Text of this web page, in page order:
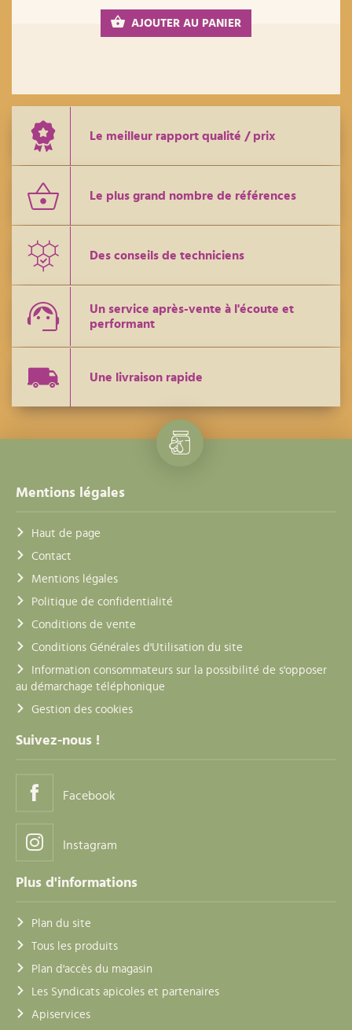
AJOUTER AU PANIER
Le meilleur rapport qualité / prix
Le plus grand nombre de références
Des conseils de techniciens
Un service après-vente à l'écoute et
performant
Une livraison rapide
Mentions légales
Haut de page
Contact
Mentions légales
Politique de confidentialité
Conditions de vente
Conditions Générales d'Utilisation du site
Information consommateurs sur la possibilité de s'opposer
au démarchage téléphonique
Gestion des cookies
Suivez-nous !
Facebook
Instagram
Plus d'informations
Plan du site
Tous les produits
Plan d'accès du magasin
Les Syndicats apicoles et partenaires
Apiservices